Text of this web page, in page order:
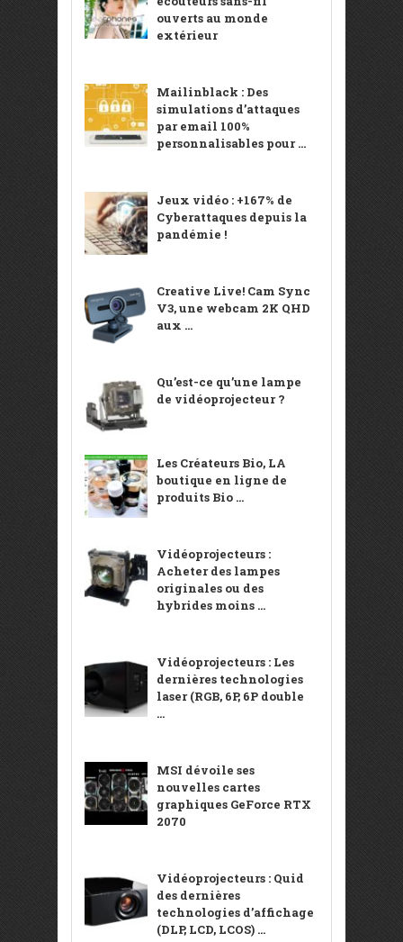
ouverts au monde
extérieur
Mailinblack : Des
simulations d’attaques
par email 100%
personnalisables pour ...
Jeux vidéo : +167% de
Cyberattaques depuis la
pandémie !
Creative Live! Cam Sync
V3, une webcam 2K QHD
aux ...
Qu’est-ce qu’une lampe
de vidéoprojecteur ?
Les Créateurs Bio, LA
boutique en ligne de
produits Bio ...
Vidéoprojecteurs :
Acheter des lampes
originales ou des
hybrides moins ...
Vidéoprojecteurs : Les
dernières technologies
laser (RGB, 6P, 6P double
...
MSI dévoile ses
nouvelles cartes
graphiques GeForce RTX
2070
Vidéoprojecteurs : Quid
des dernières
technologies d’affichage
(DLP, LCD, LCOS) ...